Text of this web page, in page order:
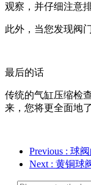
观察，并仔细注意
此外，当您发现阀
最后的话
传统的气缸压缩检
来，您将更全面地
Previous : 球
Next : 黄铜球